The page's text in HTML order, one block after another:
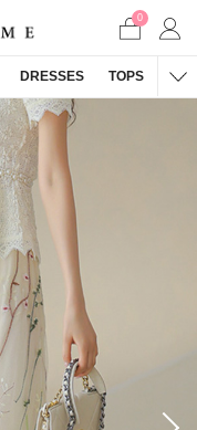
0
DRESSES TOPS